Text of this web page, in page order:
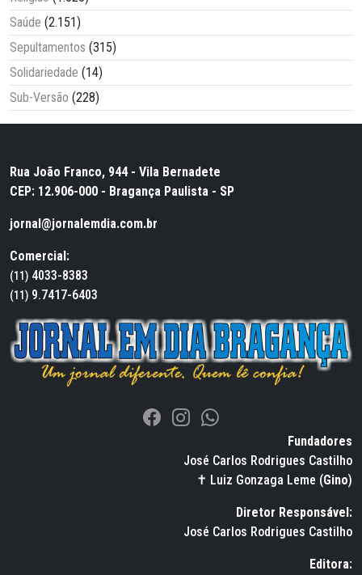
Saúde (2.151)
Sepultamentos (315)
Solidariedade (14)
Sub-Versão (228)
Rua João Franco, 944 - Vila Bernadete
CEP: 12.906-000 - Bragança Paulista - SP
jornal@jornalemdia.com.br
Comercial:
(11) 4033-8383
(11) 9.7417-6403
Fundadores
José Carlos Rodrigues Castilho
✝ Luiz Gonzaga Leme (Gino)
Diretor Responsável:
José Carlos Rodrigues Castilho
Editora: